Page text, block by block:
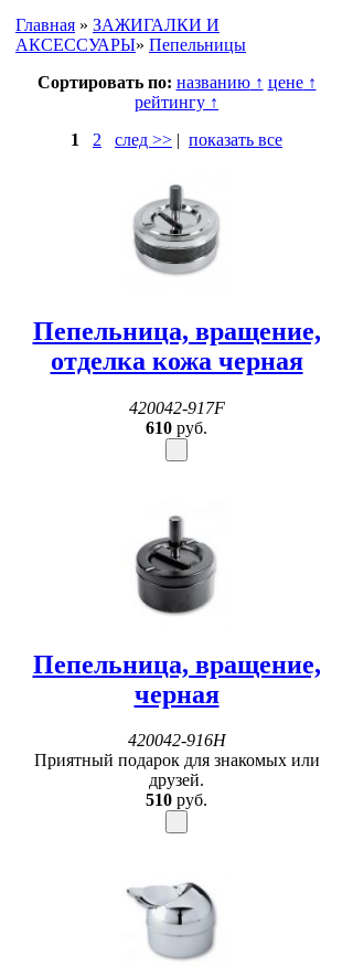
Главная » ЗАЖИГАЛКИ И
АКСЕССУАРЫ» Пепельницы
Сортировать по: названию↑ цене↑
рейтингу ↑
1
2 след >> | показать все
Пепельница, вращение,
отделка кожа черная
420042-917F
610 руб.
Пепельница, вращение,
черная
420042-916H
Приятный подарок для знакомых или
друзей.
510 руб.